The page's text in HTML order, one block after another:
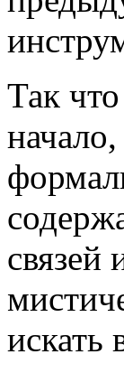
Так
связей
искать